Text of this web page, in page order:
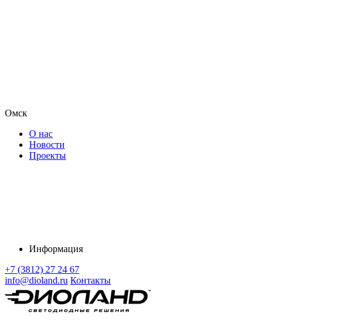
Омск
О нас
Новости
Проекты
Информация
+7 (3812) 27 24 67
info@dioland.ru Контакты